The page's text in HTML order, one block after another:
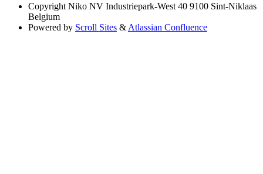
Copyright Niko NV Industriepark-West 40 9100 Sint-Niklaas
Belgium
Powered by Scroll Sites & Atlassian Confluence